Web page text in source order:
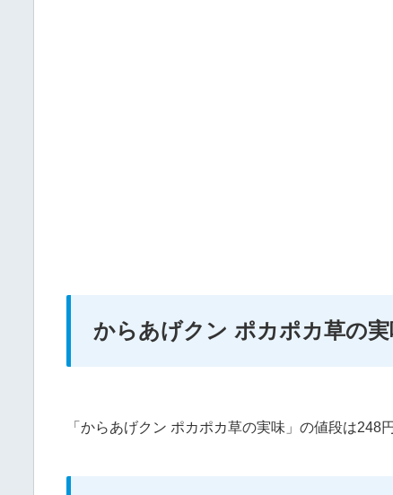
からあげクン ポカポカ草の実
「からあげクン ポカポカ草の実味」の値段は248